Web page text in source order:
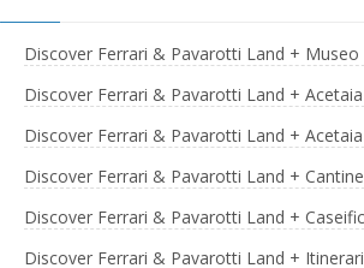
Discover Ferrari & Pavarotti Land +
Discover Ferrari & Pavarotti Land +
Discover Ferrari & Pavarotti Land +
Discover Ferrari & Pavarotti Land +
Discover Ferrari & Pavarotti Land +
Discover Ferrari & Pavarotti Land +